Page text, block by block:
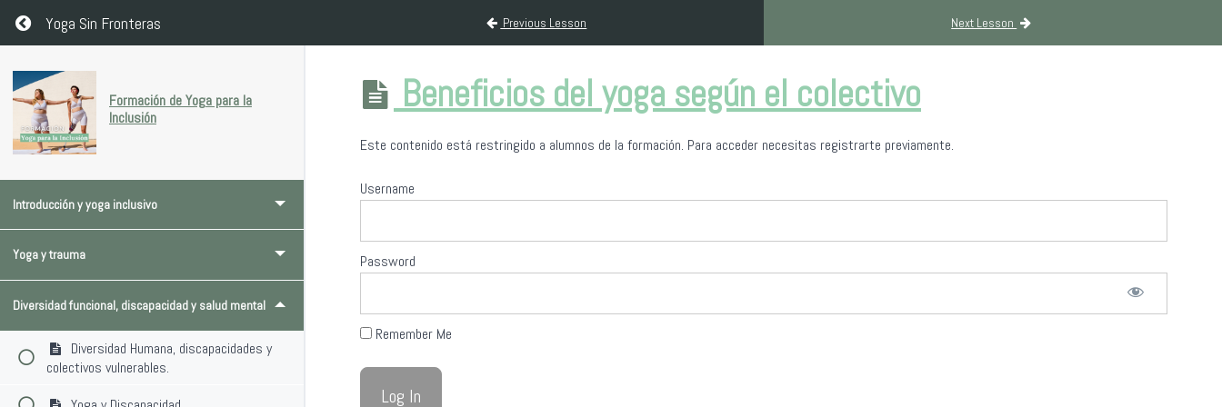
Return to course: Formación de Yoga para la Inclusión
Yoga Sin Fronteras Previous Lesson Next Lesson
Formación de Yoga para la
Inclusión
Introducción y yoga inclusivo
Yoga y trauma
Diversidad funcional, discapacidad y salud mental
Diversidad Humana, discapacidades y
colectivos vulnerables.
Beneficios del yoga según el colectivo
Este contenido está restringido a alumnos de la formación. Para acceder necesitas registrarte previamente.
Username
Password
Remember Me